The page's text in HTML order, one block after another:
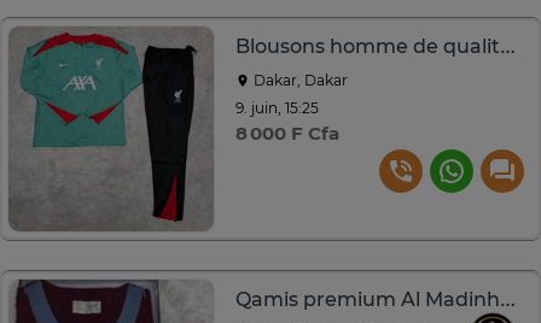
Blousons homme de qualité – Plusieurs modèles disponibles
Dakar, Dakar
9. juin, 15:25
8 000 F Cfa
Qamis premium Al Madinha courtes manches avec pantalon